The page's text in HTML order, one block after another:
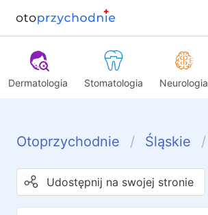
Dermatologia Stomatologia Neurologia
Otoprzychodnie Śląskie
Udostępnij na swojej stronie